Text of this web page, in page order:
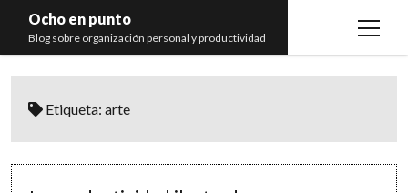
Ocho en punto
Blog sobre organización personal y productividad
open
Libros
Etiqueta:arte